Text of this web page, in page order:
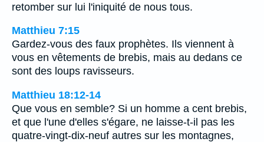
retomber sur lui l'iniquité de nous tous.
Matthieu 7:15
Gardez-vous des faux prophètes. Ils viennent à
vous en vêtements de brebis, mais au dedans ce
sont des loups ravisseurs.
Matthieu 18:12-14
Que vous en semble? Si un homme a cent brebis,
et que l'une d'elles s'égare, ne laisse-t-il pas les
quatre-vingt-dix-neuf autres sur les montagnes,